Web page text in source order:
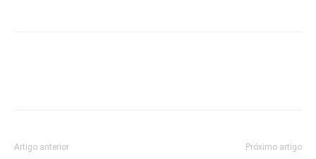
Artigo anterior Próximo artigo